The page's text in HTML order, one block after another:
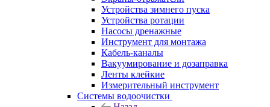
Устройства зимнего пуска
Устройства ротации
Насосы дренажные
Инструмент для монтажа
Кабель-каналы
Вакуумирование и дозаправка
Ленты клейкие
Измерительный инструмент
Системы водоочистки